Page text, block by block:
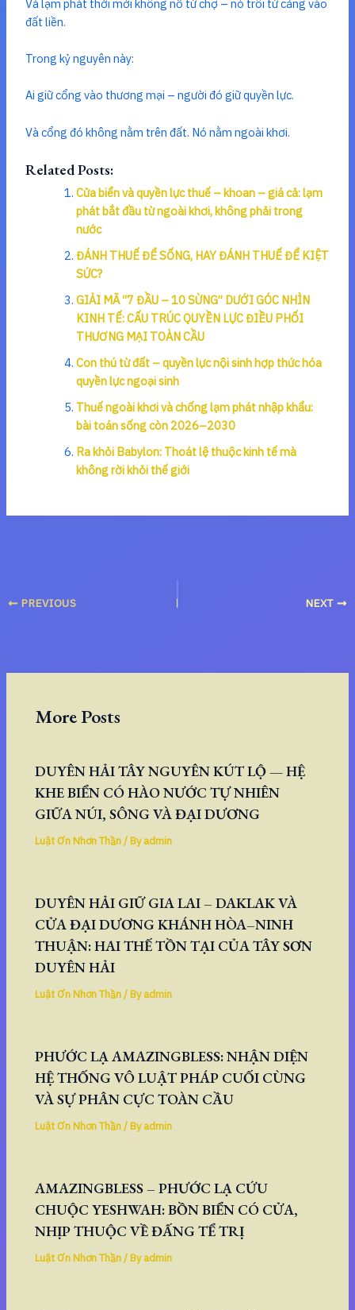
Và lạm phát thời mới không nổ từ chợ – nó trôi từ cảng vào
đất liền.
Trong kỷ nguyên này:
Ai giữ cổng vào thương mại – người đó giữ quyền lực.
Và cổng đó không nằm trên đất. Nó nằm ngoài khơi.
Related Posts:
Cửa biển và quyền lực thuế – khoan – giá cả: lạm
phát bắt đầu từ ngoài khơi, không phải trong
nước
ĐÁNH THUẾ ĐỂ SỐNG, HAY ĐÁNH THUẾ ĐỂ KIỆT
SỨC?
GIẢI MÃ “7 ĐẦU – 10 SỪNG” DƯỚI GÓC NHÌN
KINH TẾ: CẤU TRÚC QUYỀN LỰC ĐIỀU PHỐI
THƯƠNG MẠI TOÀN CẦU
Con thú từ đất – quyền lực nội sinh hợp thức hóa
quyền lực ngoại sinh
Thuế ngoài khơi và chống lạm phát nhập khẩu:
bài toán sống còn 2026–2030
Ra khỏi Babylon: Thoát lệ thuộc kinh tế mà
không rời khỏi thế giới
PREVIOUS NEXT
More Posts
DUYÊN HẢI TÂY NGUYÊN KÚT LỘ — HỆ
KHE BIỂN CÓ HÀO NƯỚC TỰ NHIÊN
GIỮA NÚI, SÔNG VÀ ĐẠI DƯƠNG
Luật Ơn Nhơn Thần/ Byadmin
DUYÊN HẢI GIỮ GIA LAI – DAKLAK VÀ
CỬA ĐẠI DƯƠNG KHÁNH HÒA–NINH
THUẬN: HAI THẾ TỒN TẠI CỦA TÂY SƠN
DUYÊN HẢI
Luật Ơn Nhơn Thần/ Byadmin
PHƯỚC LẠ AMAZINGBLESS: NHẬN DIỆN
HỆ THỐNG VÔ LUẬT PHÁP CUỐI CÙNG
VÀ SỰ PHÂN CỰC TOÀN CẦU
Luật Ơn Nhơn Thần/ Byadmin
AMAZINGBLESS – PHƯỚC LẠ CỨU
CHUỘC YESHWAH: BỒN BIỂN CÓ CỬA,
NHỊP THUỘC VỀ ĐẤNG TỂ TRỊ
Luật Ơn Nhơn Thần/ Byadmin